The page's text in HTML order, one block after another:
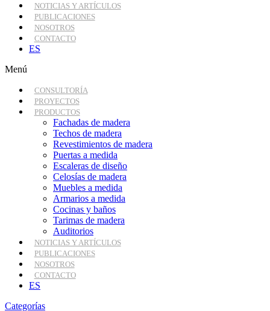
NOTICIAS Y ARTÍCULOS
PUBLICACIONES
NOSOTROS
CONTACTO
ES
Menú
CONSULTORÍA
PROYECTOS
PRODUCTOS
Fachadas de madera
Techos de madera
Revestimientos de madera
Puertas a medida
Escaleras de diseño
Celosías de madera
Muebles a medida
Armarios a medida
Cocinas y baños
Tarimas de madera
Auditorios
NOTICIAS Y ARTÍCULOS
PUBLICACIONES
NOSOTROS
CONTACTO
ES
Categorías